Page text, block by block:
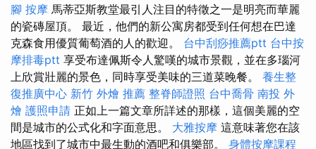
腳 按摩 馬蒂亞斯教堂最引人注目的特徵之一是明亮而華麗
的瓷磚屋頂。 最近，他們的新公寓房都受到任何想在巴達
克森食用優質葡萄酒的人的歡迎。 台中刮痧推薦ptt 台中按
摩排毒ptt 享受布達佩斯令人驚嘆的城市景觀，並在多瑙河
上欣賞壯麗的景色，同時享受美味的三道菜晚餐。 養生整
復推廣中心 新竹 外燴 推薦 整脊師證照 台中喬骨 南投 外
燴 護照申請 正如上一篇文章所詳述的那樣，這個美麗的空
間是城市的公式化和字面意思。 大雅按摩 這意味著您在該
地區找到了城市中最生動的酒吧和俱樂部。 身體按摩課程